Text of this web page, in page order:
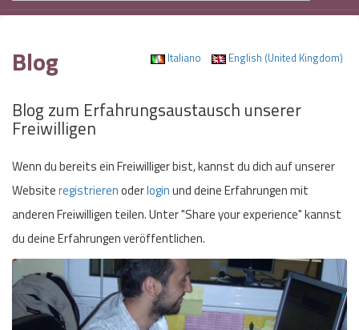
Italiano English (United Kingdom)
Blog
Blog zum Erfahrungsaustausch unserer
Freiwilligen
Wenn du bereits ein Freiwilliger bist, kannst du dich auf unserer
Websiteregistrierenoderloginund deine Erfahrungen mit
anderen Freiwilligen teilen. Unter "Share your experience" kannst
du deine Erfahrungen veröffentlichen.